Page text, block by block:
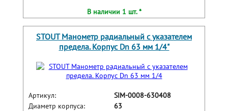
В наличии 1 шт. *
STOUT Манометр радиальный с указателем
предела. Корпус Dn 63 мм 1/4"
Артикул:
SIM-0008-630408
Диаметр корпуса:
63